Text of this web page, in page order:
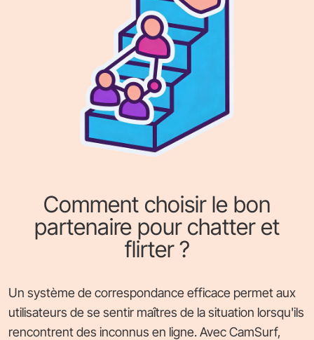
Comment choisir le bon
partenaire pour chatter et
flirter ?
Un système de correspondance efficace permet aux
utilisateurs de se sentir maîtres de la situation lorsqu'ils
rencontrent des inconnus en ligne. Avec CamSurf,